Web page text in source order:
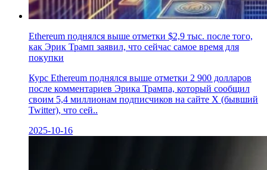
Ethereum поднялся выше отметки $2,9 тыс. после того,
как Эрик Трамп заявил, что сейчас самое время для
покупки
Курс Ethereum поднялся выше отметки 2 900 долларов
после комментариев Эрика Трампа, который сообщил
своим 5,4 миллионам подписчиков на сайте X (бывший
Twitter), что сей..
2025-10-16